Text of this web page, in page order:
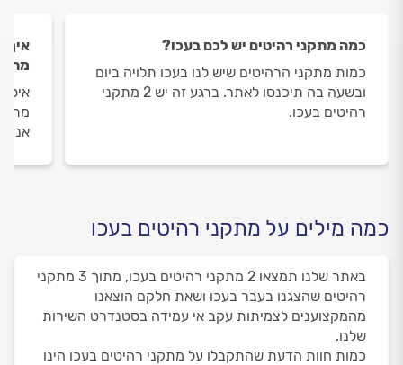
כמה מתקני רהיטים יש לכם בעכו?
כמות מתקני הרהיטים שיש לנו בעכו תלויה ביום
ובשעה בה תיכנסו לאתר. ברגע זה יש 2 מתקני
רהיטים בעכו.
איך
אנו
כמה מילים על מתקני רהיטים בעכו
באתר שלנו תמצאו 2 מתקני רהיטים בעכו, מתוך 3 מתקני
רהיטים שהצגנו בעבר בעכו ושאת חלקם הוצאנו
מהמקצוענים לצמיתות עקב אי עמידה בסטנדרט השירות
שלנו.
כמות חוות הדעת שהתקבלו על מתקני רהיטים בעכו הינו